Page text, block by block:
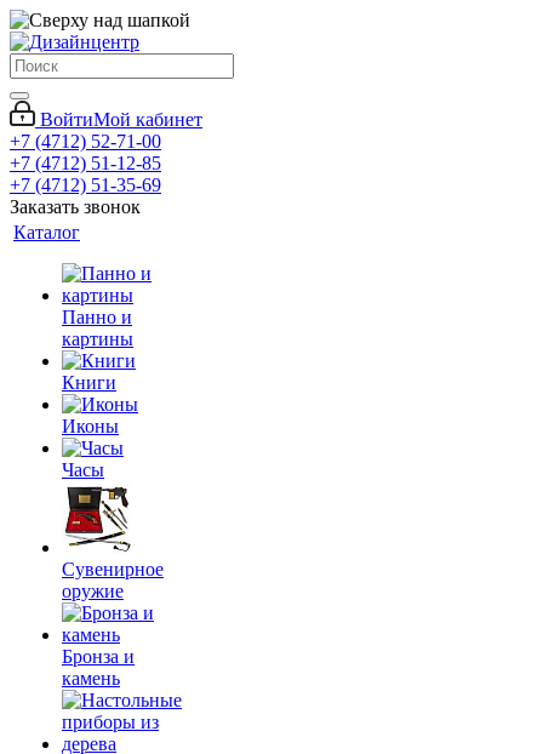
ВойтиМой кабинет
+7 (4712) 52-71-00
+7 (4712) 51-12-85
+7 (4712) 51-35-69
Заказать звонок
Каталог
Панно и
картины
Книги
Иконы
Часы
Сувенирное
оружие
Бронза и
камень